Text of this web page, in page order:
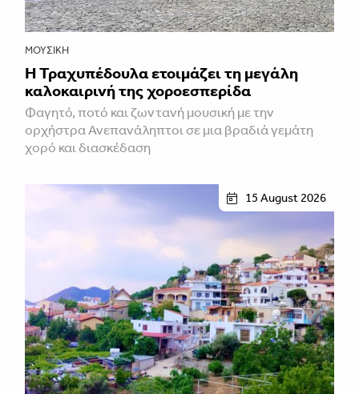
ΜΟΥΣΙΚΉ
Η Τραχυπέδουλα ετοιμάζει τη μεγάλη
καλοκαιρινή της χοροεσπερίδα
Φαγητό, ποτό και ζωντανή μουσική με την
ορχήστρα Ανεπανάληπτοι σε μια βραδιά γεμάτη
χορό και διασκέδαση
15 August 2026